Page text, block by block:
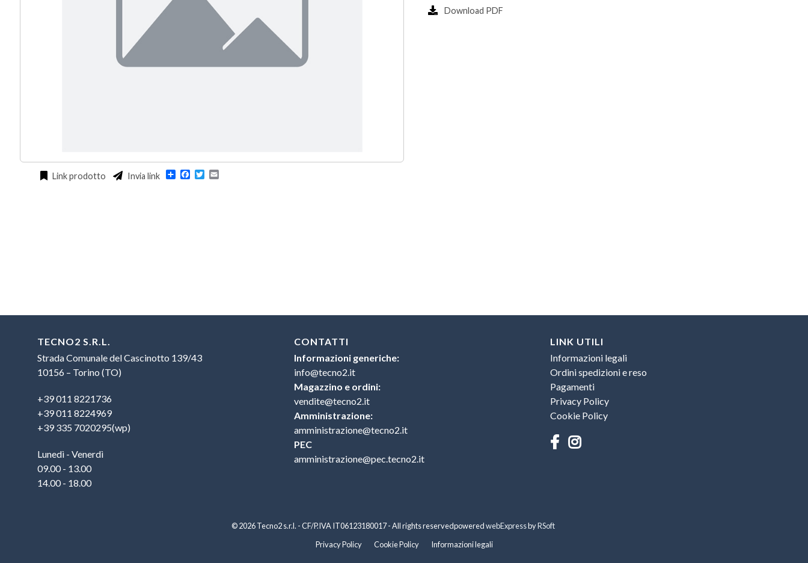
Download PDF
Link prodotto Invia link Condividi
Facebook
Twitter
Email
TECNO2 S.R.L.
Strada Comunale del Cascinotto 139/43
10156 – Torino (TO)
+39 011 8221736
+39 011 8224969
+39 335 7020295(wp)
Lunedì - Venerdì
09.00 - 13.00
14.00 - 18.00
CONTATTI
Informazioni generiche:
info@tecno2.it
Magazzino e ordini:
vendite@tecno2.it
Amministrazione:
amministrazione@tecno2.it
PEC
amministrazione@pec.tecno2.it
LINK UTILI
Informazioni legali
Ordini spedizioni e reso
Pagamenti
Privacy Policy
Cookie Policy
Privacy Policy Cookie Policy Informazioni legali
© 2026 Tecno2 s.r.l. - CF/P.IVA IT06123180017 - All rights reservedpoweredwebExpressbyRSoft